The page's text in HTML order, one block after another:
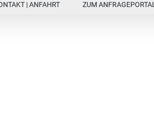
| ANFAHRT ZUM ANFRAGEPORTAL